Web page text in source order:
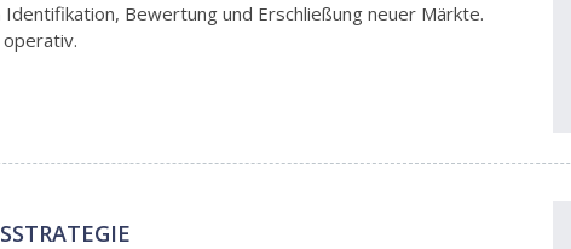
Bewertung und Erschließung neuer Märkte.